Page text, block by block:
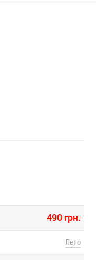
490 грн.
Лето